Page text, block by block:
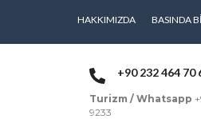
HAKKIMIZDA BASINDA
+90 232 464 70
Turizm / Whatsapp
9233